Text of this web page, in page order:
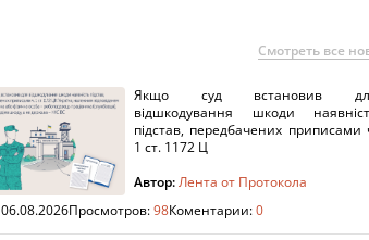
Смотреть все
Якщо суд встановив
відшкодування шкоди
підстав, передбачених приписами
1 ст. 1172 Ц
Автор:Лента от Протокола
06.08.2026Просмотров:98Коментарии:0